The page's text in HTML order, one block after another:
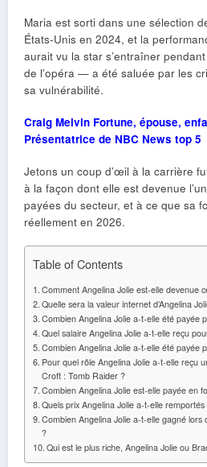
Maria est sorti dans une sélection
États-Unis en 2024, et la
aurait vu la star s’entraîner
de l’opéra — a été saluée par les
sa vulnérabilité.
Craig Melvin Fortune, épouse,
Présentatrice de NBC News top 5
Jetons un coup d’œil à la carrière
à la façon dont elle est devenue
payées du secteur, et à ce que sa
réellement en 2026.
Table of Contents
Comment Angelina Jolie est-elle devenue
Quelle sera la valeur internet d’Angelina
Combien Angelina Jolie a-t-elle été payée
Quel salaire Angelina Jolie a-t-elle reçu
Combien Angelina Jolie a-t-elle été payée
Pour quel rôle Angelina Jolie a-t-elle reçu
Croft : Tomb Raider ?
Combien Angelina Jolie est-elle payée en
Quels prix Angelina Jolie a-t-elle remportés
Combien Angelina Jolie a-t-elle gagné lors
?
Qui est le plus riche, Angelina Jolie ou